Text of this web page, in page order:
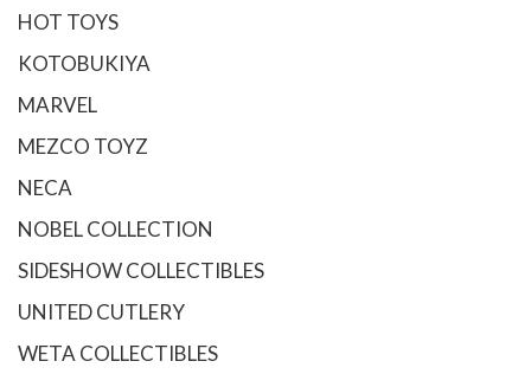
HOT TOYS
KOTOBUKIYA
MARVEL
MEZCO TOYZ
NECA
NOBEL COLLECTION
SIDESHOW COLLECTIBLES
UNITED CUTLERY
WETA COLLECTIBLES